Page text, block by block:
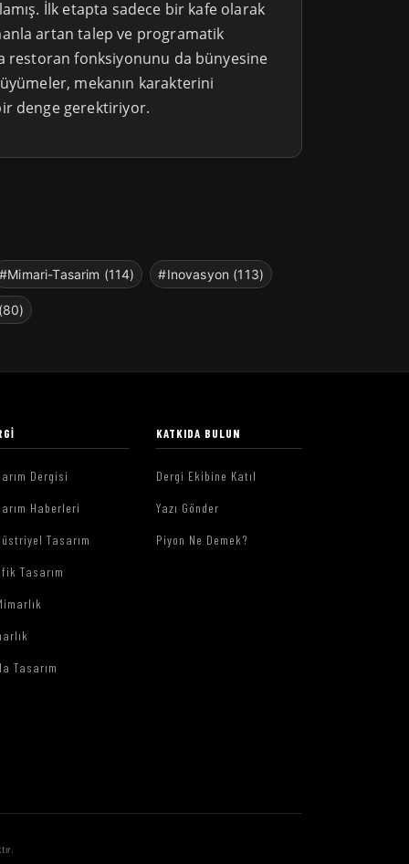
İlk etapta sadece bir kafe olarak
artan talep ve programatik
restoran fonksiyonunu da bünyesine
mekanın karakterini
denge gerektiriyor.
#Mimari-Tasarim (114) #Inovasyon (113)
Dergisi
Haberleri
Tasarım
Tasarım
Tasarım
KATKIDA BULUN
Dergi Ekibine Katıl
Yazı Gönder
Piyon Ne Demek?